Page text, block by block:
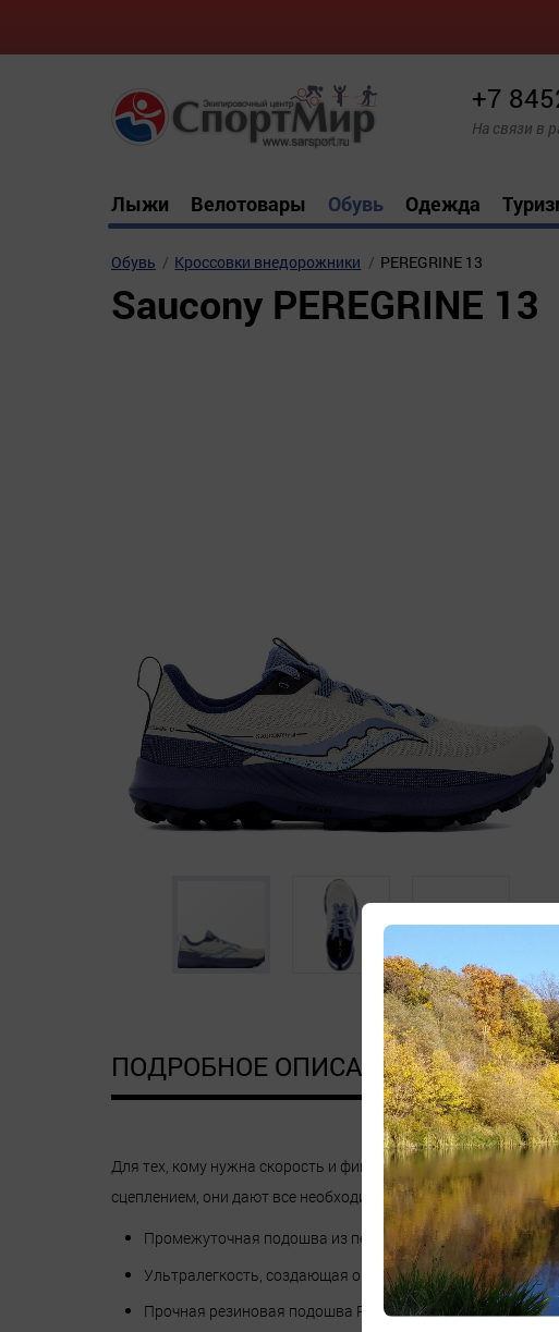
+7
На связи в
Лыжи Велотовары Обувь Одежда
Обувь Кроссовки внедорожники PEREGRINE 13
Saucony PEREGRINE 13
ПОДРОБНОЕ ОПИСАНИЕ
Для тех, кому нужна скорость и фиксация на самых крутых
сцеплением, они дают все необходимое, чтобы двигаться
Промежуточная подошва из пены PWRRUN легкая и
Ультралегкость, создающая ощущение большей
Прочная резиновая подошва PWRTRAC и защита от